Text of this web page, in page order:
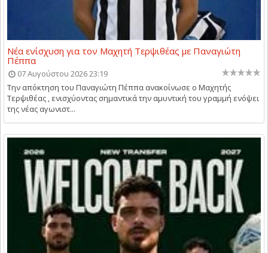
Νέα ενίσχυση για τον Μαχητή Τερψιθέας με Παναγιώτη
Πέππα
07 Αυγούστου 2026 23:19
Την απόκτηση του Παναγιώτη Πέππα ανακοίνωσε ο Μαχητής
Τερψιθέας , ενισχύοντας σημαντικά την αμυντική του γραμμή ενόψει
της νέας αγωνιστ...